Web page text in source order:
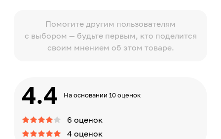
Помогите другим пользователям
с выбором — будьте первым, кто поделится
своим мнением об этом товаре.
4.4 На основании 10 оценок
6 оценок
4 оценок